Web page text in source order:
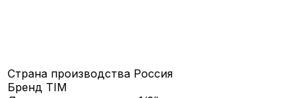
Страна производства Россия
Бренд TIM